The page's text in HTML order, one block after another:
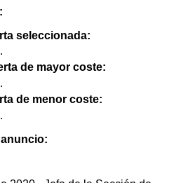
seleccionada:
de mayor coste:
de menor coste: